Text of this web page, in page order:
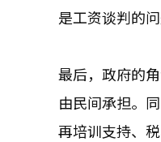
是工资谈判的
最后，政府的
由民间承担。
再培训支持、